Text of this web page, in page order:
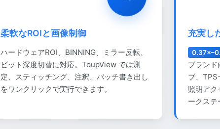
柔軟なROIと画像制御
ハードウェアROI、BINNING、ミラー反転、
ビット深度切替に対応。ToupView では測
定、スティッチング、注釈、バッチ書き出し
をワンクリックで実行できます。
充実し
ブラン
ブ、
照明アク
ークステ